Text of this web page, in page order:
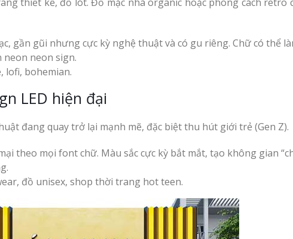
gần gũi nhưng cực kỳ nghệ thuật và có gu riêng. Chữ có thể
neon neon sign.
lofi, bohemian.
LED hiện đại
đang quay trở lại mạnh mẽ, đặc biệt thu hút giới trẻ (Gen Z).
theo mọi font chữ. Màu sắc cực kỳ bắt mắt, tạo không gian
đồ unisex, shop thời trang hot teen.